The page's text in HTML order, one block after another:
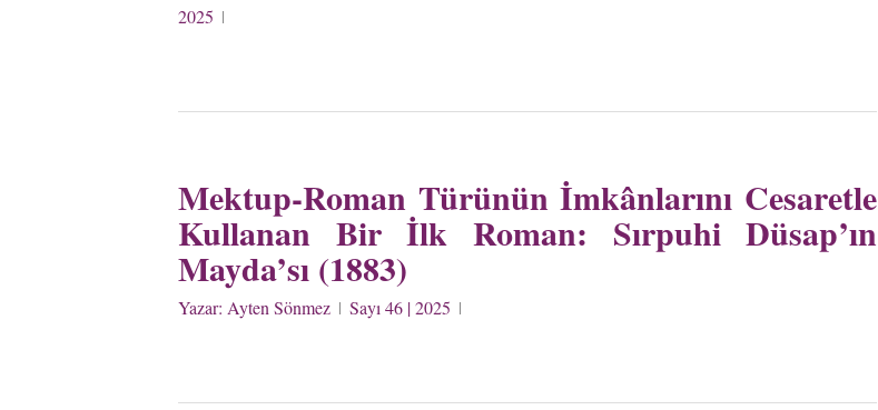
2025
Mektup-Roman Türünün İmkânlarını Cesaretle
Kullanan Bir İlk Roman: Sırpuhi Düsap’ın
Mayda’sı (1883)
Yazar: Ayten Sönmez Sayı 46 | 2025